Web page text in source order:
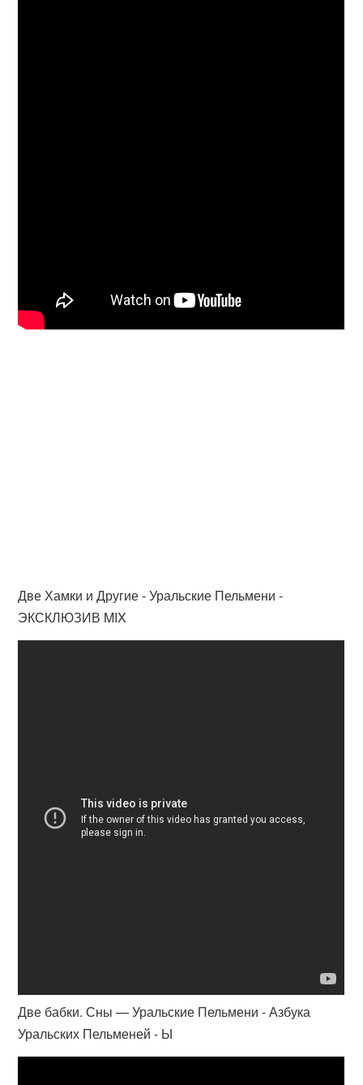
Две Хамки и Другие - Уральские Пельмени -
ЭКСКЛЮЗИВ MIX
Две бабки. Сны — Уральские Пельмени - Азбука
Уральских Пельменей - Ы